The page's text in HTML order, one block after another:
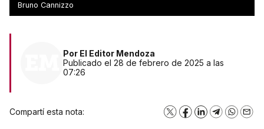
Bruno Cannizzo
Por El Editor Mendoza
Publicado el 28 de febrero de 2025 a las
07:26
Compartí esta nota: X Facebook
LinkedInTelegram